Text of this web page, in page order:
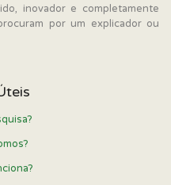
inovador e completamente
por um explicador ou